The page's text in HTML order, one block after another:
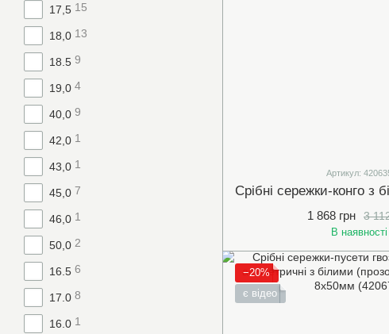
Артикул:
3
1 868 грн
В наявності
−20%
є відео
17,5 15
18,0 13
18.5 9
19,0 4
40,0 9
42,0 1
43,0 1
45,0 7
46,0 1
50,0 2
16.5 6
17.0 8
16.0 1